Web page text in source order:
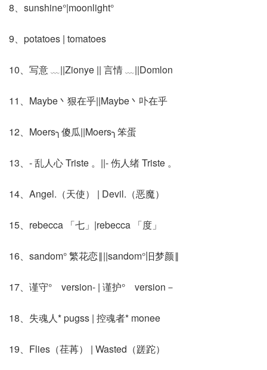
8、sunshine°|moonlight°
9、potatoes | tomatoes
10、写意 ﹏||Zionye || 言情 ﹏||Domlon
11、Maybe丶狠在乎||Maybe丶卟在乎
12、Moers╮傻瓜||Moers╮笨蛋
13、- 乱人心 Triste 。||- 伤人绪 Triste 。
14、Angel.（天使） | Devil.（恶魔）
15、rebecca 「七」|rebecca 「度」
16、sandom° 繁花恋‖||sandom°旧梦颜‖
17、谨守° version- | 谨护° version－
18、失魂人* pugss | 控魂者* monee
19、Flies（荏苒） | Wasted（蹉跎）